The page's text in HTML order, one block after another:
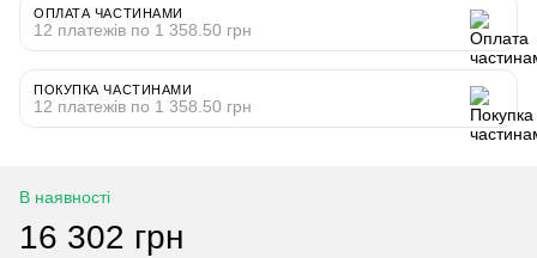
ОПЛАТА ЧАСТИНАМИ
12 платежів по 1 358.50 грн
ПОКУПКА ЧАСТИНАМИ
12 платежів по 1 358.50 грн
В наявності
16 302 грн